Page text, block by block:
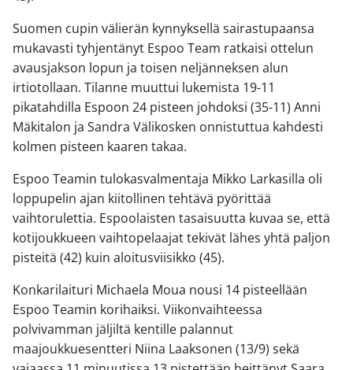
Suomen cupin välierän kynnyksellä sairastupaansa
mukavasti tyhjentänyt Espoo Team ratkaisi ottelun
avausjakson lopun ja toisen neljänneksen alun
irtiotollaan. Tilanne muuttui lukemista 19-11
pikatahdilla Espoon 24 pisteen johdoksi (35-11) Anni
Mäkitalon ja Sandra Välikosken onnistuttua kahdesti
kolmen pisteen kaaren takaa.
Espoo Teamin tulokasvalmentaja Mikko Larkasilla oli
loppupelin ajan kiitollinen tehtävä pyörittää
vaihtorulettia. Espoolaisten tasaisuutta kuvaa se, että
kotijoukkueen vaihtopelaajat tekivät lähes yhtä paljon
pisteitä (42) kuin aloitusviisikko (45).
Konkarilaituri Michaela Moua nousi 14 pisteellään
Espoo Teamin korihaiksi. Viikonvaihteessa
polvivamman jäljiltä kentille palannut
maajoukkuesentteri Niina Laaksonen (13/9) sekä